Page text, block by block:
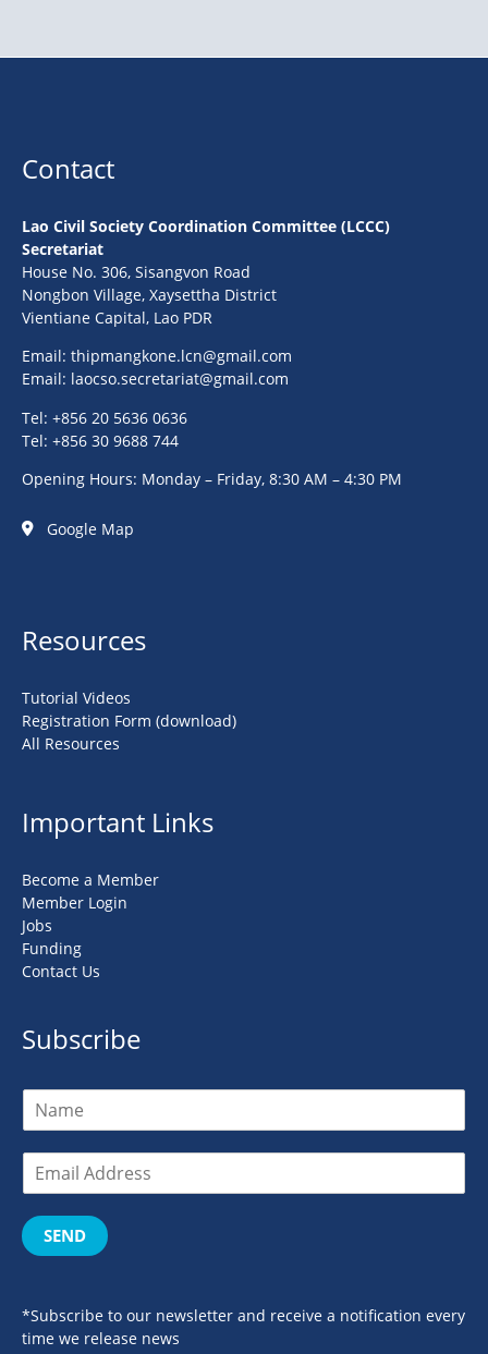
Contact
Lao Civil Society Coordination Committee (LCCC)
Secretariat
House No. 306, Sisangvon Road
Nongbon Village, Xaysettha District
Vientiane Capital, Lao PDR
Email: thipmangkone.lcn@gmail.com
Email: laocso.secretariat@gmail.com
Tel: +856 20 5636 0636
Tel: +856 30 9688 744
Opening Hours: Monday – Friday, 8:30 AM – 4:30 PM
Google Map
Resources
Tutorial Videos
Registration Form (download)
All Resources
Important Links
Become a Member
Member Login
Jobs
Funding
Contact Us
Subscribe
SEND
*Subscribe to our newsletter and receive a notification every
time we release news